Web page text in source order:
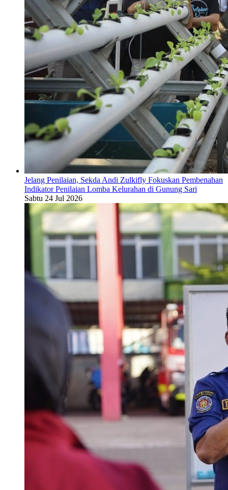
Jelang Penilaian, Sekda Andi Zulkifly Fokuskan Pembenahan
Indikator Penilaian Lomba Kelurahan di Gunung Sari
Sabtu 24 Jul 2026